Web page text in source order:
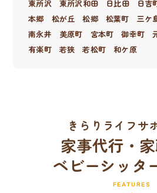
東所沢
東所沢和田 日比田 日吉
本郷
松が丘 松郷 松葉町 三ケ
南永井
美原町 宮本町 御幸町
有楽町
若狭 若松町 和ケ原
きらりライフサ
家事代行・家
ベビーシッタ
FEATURES